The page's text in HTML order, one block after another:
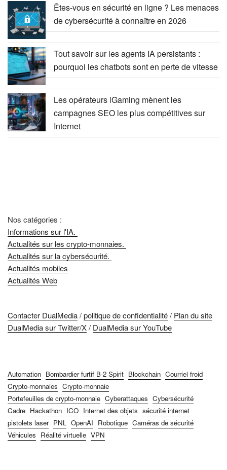
Êtes-vous en sécurité en ligne ? Les menaces
de cybersécurité à connaître en 2026
Tout savoir sur les agents IA persistants :
pourquoi les chatbots sont en perte de vitesse
Les opérateurs iGaming mènent les
campagnes SEO les plus compétitives sur
Internet
Nos catégories :
Informations sur l'IA.
Actualités sur les crypto-monnaies.
Actualités sur la cybersécurité.
Actualités mobiles
Actualités Web
Contacter DualMedia/politique de confidentialité/ Plan du site
DualMedia sur Twitter/X/ DualMedia sur YouTube
Automation Bombardier furtif B-2 Spirit Blockchain Courriel froid
Crypto-monnaies Crypto-monnaie
Portefeuilles de crypto-monnaie Cyberattaques Cybersécurité
Cadre Hackathon ICO Internet des objets sécurité internet
pistolets laser PNL OpenAI Robotique Caméras de sécurité
Véhicules Réalité virtuelle VPN